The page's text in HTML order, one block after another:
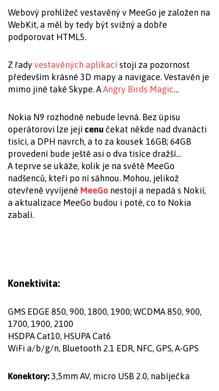
Webový prohlížeč vestavěný v MeeGo je založen na
WebKit, a měl by tedy být svižný a dobře
podporovat HTML5.
Z řadyvestavěných aplikacístoji za pozornost
především krásné 3D mapy a navigace. Vestavěn je
mimo jiné také Skype. AAngry Birds Magic…
Nokia N9 rozhodně nebude levná. Bez úpisu
operátorovi lze její cenu čekat někde nad dvanácti
tisíci, a DPH navrch, a to za kousek 16GB; 64GB
provedení bude ještě asi o dva tisíce dražší…
A teprve se ukáže, kolik je na světě MeeGo
nadšenců, kteří po ní sáhnou. Mohou, jelikož
otevřeně vyvíjené MeeGo nestojí a nepadá s Nokií,
a aktualizace MeeGo budou i poté, co to Nokia
zabalí.
Konektivita:
GMS EDGE 850, 900, 1800, 1900; WCDMA 850, 900,
1700, 1900, 2100
HSDPA Cat10, HSUPA Cat6
WiFi a/b/g/n, Bluetooth 2.1 EDR, NFC, GPS, A-GPS
Konektory:3,5mm AV, micro USB 2.0, nabíječka